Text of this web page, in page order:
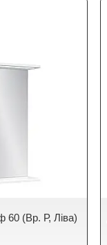
60 (Вр. Р, Ліва)